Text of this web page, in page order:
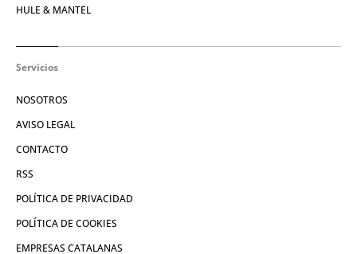
HULE & MANTEL
Servicios
NOSOTROS
AVISO LEGAL
CONTACTO
RSS
POLÍTICA DE PRIVACIDAD
POLÍTICA DE COOKIES
EMPRESAS CATALANAS